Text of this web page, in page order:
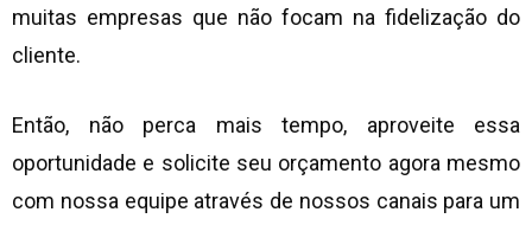
muitas empresas que não focam na fidelização do
cliente.
Então, não perca mais tempo, aproveite essa
oportunidade e solicite seu orçamento agora mesmo
com nossa equipe através de nossos canais para um